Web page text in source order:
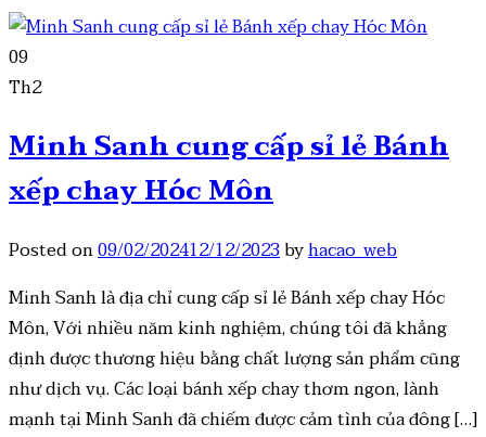
09
Th2
Minh Sanh cung cấp sỉ lẻ Bánh
xếp chay Hóc Môn
Posted on09/02/202412/12/2023byhacao_web
Minh Sanh là địa chỉ cung cấp sỉ lẻ Bánh xếp chay Hóc
Môn, Với nhiều năm kinh nghiệm, chúng tôi đã khẳng
định được thương hiệu bằng chất lượng sản phẩm cũng
như dịch vụ. Các loại bánh xếp chay thơm ngon, lành
mạnh tại Minh Sanh đã chiếm được cảm tình của đông […]